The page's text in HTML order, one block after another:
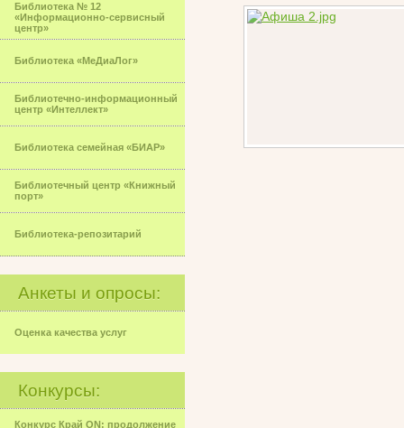
Библиотека № 12
«Информационно-сервисный
центр»
Библиотека «МеДиаЛог»
Библиотечно-информационный
центр «Интеллект»
Библиотека семейная «БИАР»
Библиотечный центр «Книжный
порт»
Библиотека-репозитарий
Анкеты и опросы:
Оценка качества услуг
Конкурсы:
Конкурс Край ON: продолжение